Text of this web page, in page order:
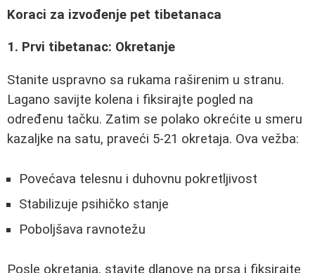
Koraci za izvođenje pet tibetanaca
1. Prvi tibetanac: Okretanje
Stanite uspravno sa rukama raširenim u stranu.
Lagano savijte kolena i fiksirajte pogled na
određenu tačku. Zatim se polako okrećite u smeru
kazaljke na satu, praveći 5-21 okretaja. Ova vežba:
Povećava telesnu i duhovnu pokretljivost
Stabilizuje psihičko stanje
Poboljšava ravnotežu
Posle okretanja, stavite dlanove na prsa i fiksirajte